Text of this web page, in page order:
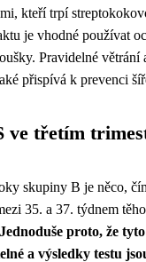
kteří trpí
je vhodné používat
Pravidelné větrání
přispívá k prevenci
ve třetím
skupiny B je něco,
35. a 37. týdnem
proto, že
a výsledky testu